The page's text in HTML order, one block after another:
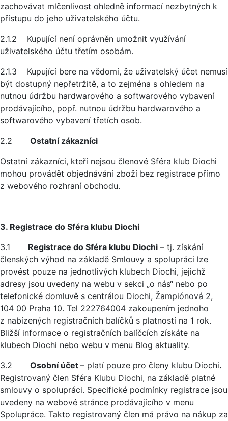
zachovávat mlčenlivost ohledně informací nezbytných k
přístupu do jeho uživatelského účtu.
2.1.2 Kupující není oprávněn umožnit využívání
uživatelského účtu třetím osobám.
2.1.3 Kupující bere na vědomí, že uživatelský účet nemusí
být dostupný nepřetržitě, a to zejména s ohledem na
nutnou údržbu hardwarového a softwarového vybavení
prodávajícího, popř. nutnou údržbu hardwarového a
softwarového vybavení třetích osob.
2.2 Ostatní zákazníci
Ostatní zákazníci, kteří nejsou členové Sféra klub Diochi
mohou provádět objednávání zboží bez registrace přímo
z webového rozhraní obchodu.
3. Registrace do Sféra klubu Diochi
3.1 Registrace do Sféra klubu Diochi – tj. získání
členských výhod na základě Smlouvy a spolupráci lze
provést pouze na jednotlivých klubech Diochi, jejichž
adresy jsou uvedeny na webu v sekci „o nás“ nebo po
telefonické domluvě s centrálou Diochi, Žampiónová 2,
104 00 Praha 10. Tel 222764004 zakoupením jednoho
z nabízených registračních balíčků s platností na 1 rok.
Bližší informace o registračních balíčcích získáte na
klubech Diochi nebo webu v menu Blog aktuality.
3.2 Osobní účet – platí pouze pro členy klubu Diochi.
Registrovaný člen Sféra Klubu Diochi, na základě platné
smlouvy o spolupráci. Specifické podmínky registrace jsou
uvedeny na webové stránce prodávajícího v menu
Spolupráce. Takto registrovaný člen má právo na nákup za